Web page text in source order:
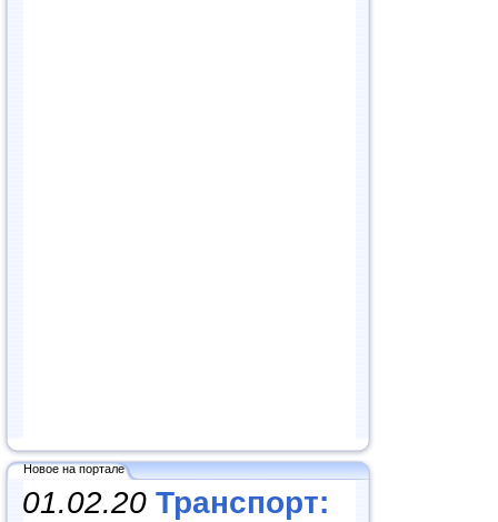
Новое на портале
01.02.20 Транспорт: